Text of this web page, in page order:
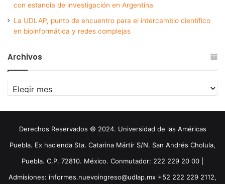
con estancia de investigación en Argentina
La UDLAP, punto de encuentro para el intercambio científico
en bioinformática y redes complejas
Archivos
Archivos
Derechos Reservados © 2024. Universidad de las Américas
Puebla. Ex hacienda Sta. Catarina Mártir S/N. San Andrés Cholula,
Puebla. C.P. 72810. México. Conmutador: 222 229 20 00 |
Admisiones: informes.nuevoingreso@udlap.mx +52 222 229 2112,